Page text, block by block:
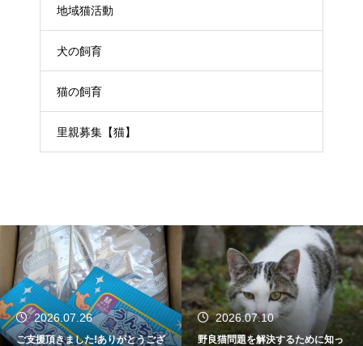
地域猫活動
犬の飼育
猫の飼育
里親募集【猫】
2026.07.26
ご支援頂きました!ありがとうござ
2026.07.10
野良猫問題を解決するために知っ